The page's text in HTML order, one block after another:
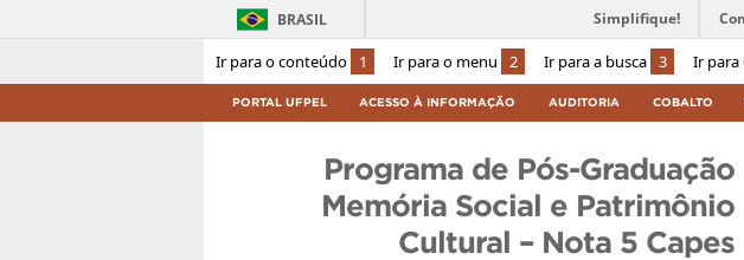
Ir para o conteúdo 1 Ir para o menu 2 Ir para a busca 3 Ir para
BRASIL Simplifique!
PORTAL UFPEL ACESSO À INFORMAÇÃO AUDITORIA COBALTO
Programa de Pós-Graduação
Memória Social e Patrimônio
Cultural – Nota 5 Capes